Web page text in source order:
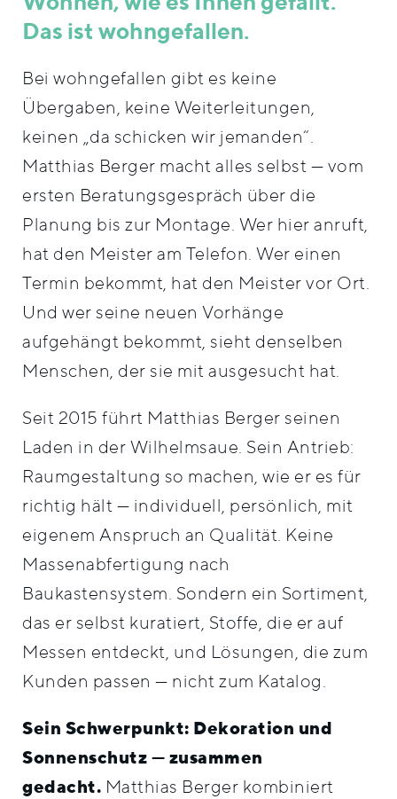
Das ist wohngefallen.
Bei wohngefallen gibt es keine
Übergaben, keine Weiterleitungen,
keinen „da schicken wir jemanden“.
Matthias Berger macht alles selbst — vom
ersten Beratungsgespräch über die
Planung bis zur Montage. Wer hier anruft,
hat den Meister am Telefon. Wer einen
Termin bekommt, hat den Meister vor Ort.
Und wer seine neuen Vorhänge
aufgehängt bekommt, sieht denselben
Menschen, der sie mit ausgesucht hat.
Seit 2015 führt Matthias Berger seinen
Laden in der Wilhelmsaue. Sein Antrieb:
Raumgestaltung so machen, wie er es für
richtig hält — individuell, persönlich, mit
eigenem Anspruch an Qualität. Keine
Massenabfertigung nach
Baukastensystem. Sondern ein Sortiment,
das er selbst kuratiert, Stoffe, die er auf
Messen entdeckt, und Lösungen, die zum
Kunden passen — nicht zum Katalog.
Sein Schwerpunkt: Dekoration und
Sonnenschutz — zusammen
gedacht. Matthias Berger kombiniert